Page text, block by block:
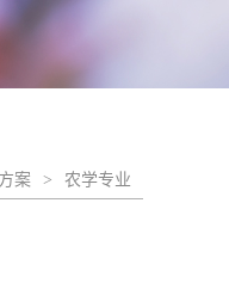
案 > 农学专业